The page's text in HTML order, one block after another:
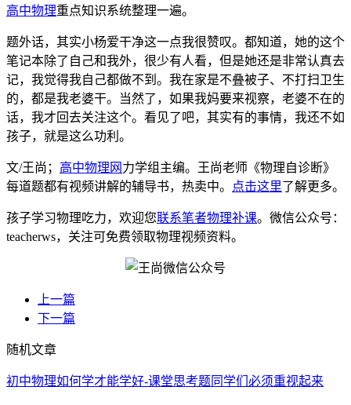
高中物理重点知识系统整理一遍。
题外话，其实小杨爱干净这一点我很赞叹。都知道，她的这个
笔记本除了自己和我外，很少有人看，但是她还是非常认真去
记，我觉得我自己都做不到。我在家是不叠被子、不打扫卫生
的，都是我老婆干。当然了，如果我妈要来视察，老婆不在的
话，我才回去关注这个。看见了吧，其实有的事情，我还不如
孩子，就是这么功利。
文/王尚； 高中物理网 力学组主编。王尚老师《物理自诊断》
每道题都有视频讲解的辅导书，热卖中。
点击这里了解更多。
孩子学习物理吃力，欢迎您联系笔者物理补课。微信公众号：
teacherws，关注可免费领取物理视频资料。
上一篇
下一篇
随机文章
初中物理如何学才能学好-课堂思考题同学们必须重视起来